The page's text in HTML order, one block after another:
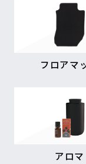
フロアマ
アロマ